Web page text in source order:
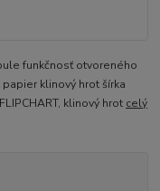
funkčnosť otvoreného
klinový hrot šírka
klinový hrot celý